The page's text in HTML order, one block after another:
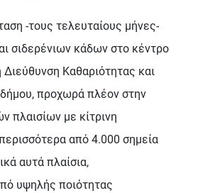
-τους τελευταίους μήνες-
σιδερένιων κάδων στο κέντρο
Διεύθυνση Καθαριότητας και
προχωρά πλέον στην
πλαισίων με κίτρινη
από 4.000 σημεία
αυτά πλαίσια,
υψηλής ποιότητας